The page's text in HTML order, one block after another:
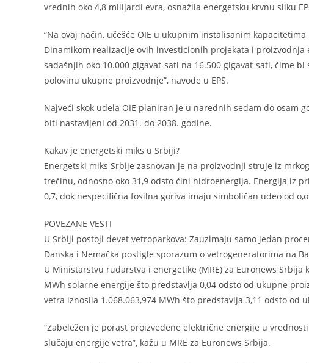
vrednih oko 4,8 milijardi evra, osnažila energetsku krvnu sliku
“Na ovaj način, učešće OIE u ukupnim instalisanim
Dinamikom realizacije ovih investicionih projekata i proizvodnja
sadašnjih oko 10.000 gigavat-sati na 16.500 gigavat-sati, čime
polovinu ukupne proizvodnje”, navode u EPS.
Najveći skok udela OIE planiran je u narednih sedam do osam
biti nastavljeni od 2031. do 2038. godine.
Kakav je energetski miks u Srbiji?
Energetski miks Srbije zasnovan je na proizvodnji struje iz
trećinu, odnosno oko 31,9 odsto čini hidroenergija. Energija iz
0,7, dok nespecifična fosilna goriva imaju simboličan udeo od
POVEZANE VESTI
U Srbiji postoji devet vetroparkova: Zauzimaju samo jedan
Danska i Nemačka postigle sporazum o vetrogeneratorima na
U Ministarstvu rudarstva i energetike (MRE) za Euronews
MWh solarne energije što predstavlja 0,04 odsto od ukupne
vetra iznosila 1.068.063,974 MWh što predstavlja 3,11 odsto od
“Zabeležen je porast proizvedene električne energije u
slučaju energije vetra”, kažu u MRE za Euronews Srbija.